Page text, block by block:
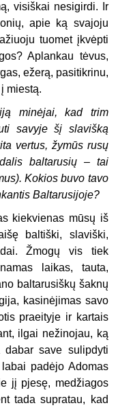
visiškai nesigirdi. Ir
apie ką svajoju
tuomet įkvėpti
Aplankau tėvus,
ežerą, pasitikrinu,
miestą.
minėjai, kad trim
savyje šį slavišką
vertus, žymūs rusų
baltarusių – tai
Kokios buvo tavo
Baltarusijoje?
kiekvienas mūsų iš
baltiški, slaviški,
Žmogų vis tiek
laikas, tauta,
baltarusiškų šaknų
kasinėjimas savo
praeityje ir kartais
ilgai nežinojau, ką
dabar save sulipdyti
padėjo Adomas
jį pjesę, medžiagos
tada supratau, kad